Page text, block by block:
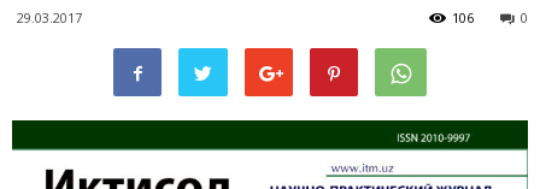
29.03.2017 0
106